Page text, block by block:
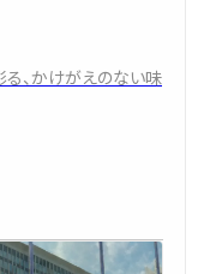
、かけがえのない味